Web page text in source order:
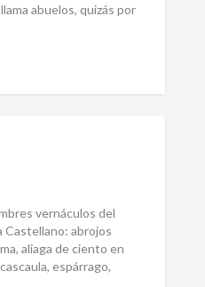
abuelos, quizás por
vernáculos del
Castellano: abrojos
aliaga de ciento en
espárrago,